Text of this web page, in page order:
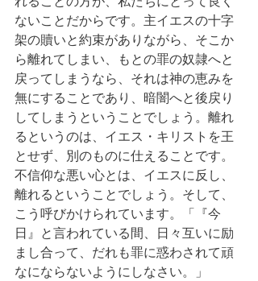
ないことだからです。主イエスの十字
架の贖いと約束がありながら、そこか
ら離れてしまい、もとの罪の奴隷へと
戻ってしまうなら、それは神の恵みを
無にすることであり、暗闇へと後戻り
してしまうということでしょう。離れ
るというのは、イエス・キリストを王
とせず、別のものに仕えることです。
不信仰な悪い心とは、イエスに反し、
離れるということでしょう。そして、
こう呼びかけられています。「『今
日』と言われている間、日々互いに励
まし合って、だれも罪に惑わされて頑
なにならないようにしなさい。」